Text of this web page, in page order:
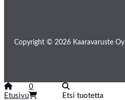
Copyright © 2026 Kaaravaruste Oy
Etusivu
0
Etsi tuotetta